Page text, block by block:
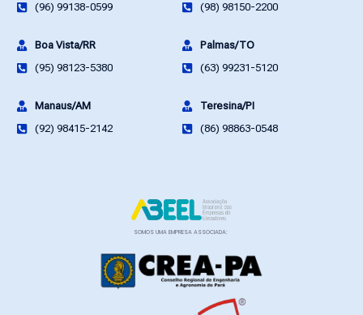
(96) 99138-0599
(98) 98150-2200
Boa Vista/RR
(95) 98123-5380
Palmas/TO
(63) 99231-5120
Manaus/AM
(92) 98415-2142
Teresina/PI
(86) 98863-0548
SOMOS UMA EMPRESA ASSOCIADA: